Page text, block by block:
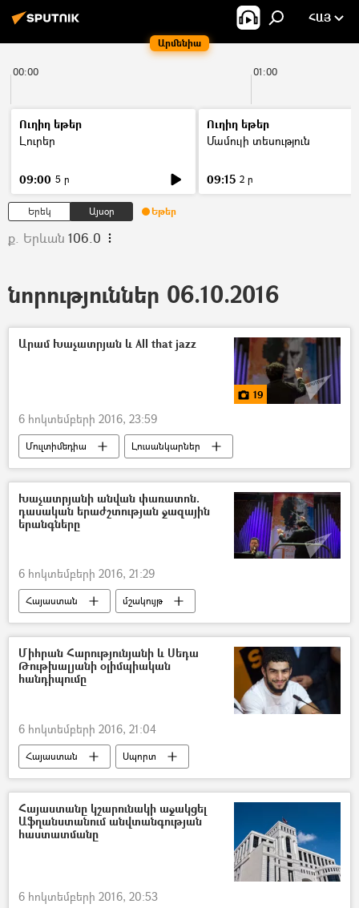
Արմենիա
ՀԱՅ
00:00 01:00
Ուղիղ եթեր
Լուրեր
09:00 5 ր
Ուղիղ եթեր
Մամուլի տեսություն
09:15 2 ր
Երեկ Այսօր Եթեր
ք. Երևան 106.0
նորություններ 06.10.2016
Արամ Խաչատրյան և All that jazz
19
6 հոկտեմբերի 2016, 23:59
Մուլտիմեդիա Լուսանկարներ
Խաչատրյանի անվան փառատոն.
դասական երաժշտության ջազային
երանգները
6 հոկտեմբերի 2016, 21:29
Հայաստան մշակույթ
Միհրան Հարությունյանի և Սեդա
Թութխալյանի օլիմպիական
հանդիպումը
6 հոկտեմբերի 2016, 21:04
Հայաստան Սպորտ
Հայաստանը կշարունակի աջակցել
Աֆղանստանում անվտանգության
հաստատմանը
6 հոկտեմբերի 2016, 20:53